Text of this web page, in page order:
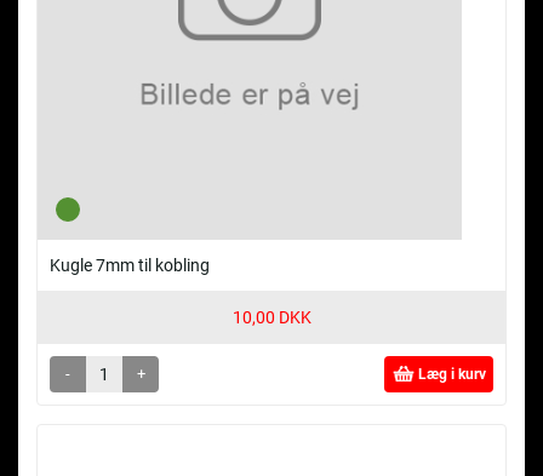
Kugle 7mm til kobling
10,00 DKK
- + Læg i kurv